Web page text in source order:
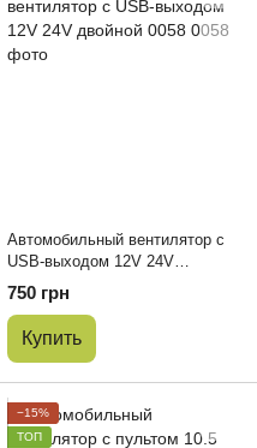
Автомобильный вентилятор с
USB-выходом 12V 24V
двойной 0058
750 грн
Купить
−15%
ТОП